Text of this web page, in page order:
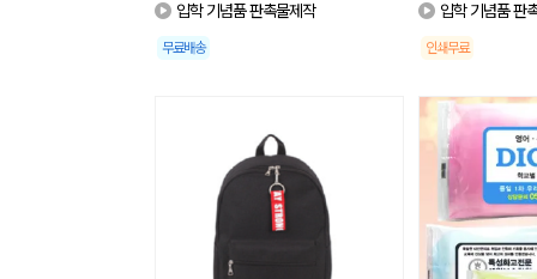
입학 기념품 판촉물제작
무료배송
입학 기념품 판
인쇄무료